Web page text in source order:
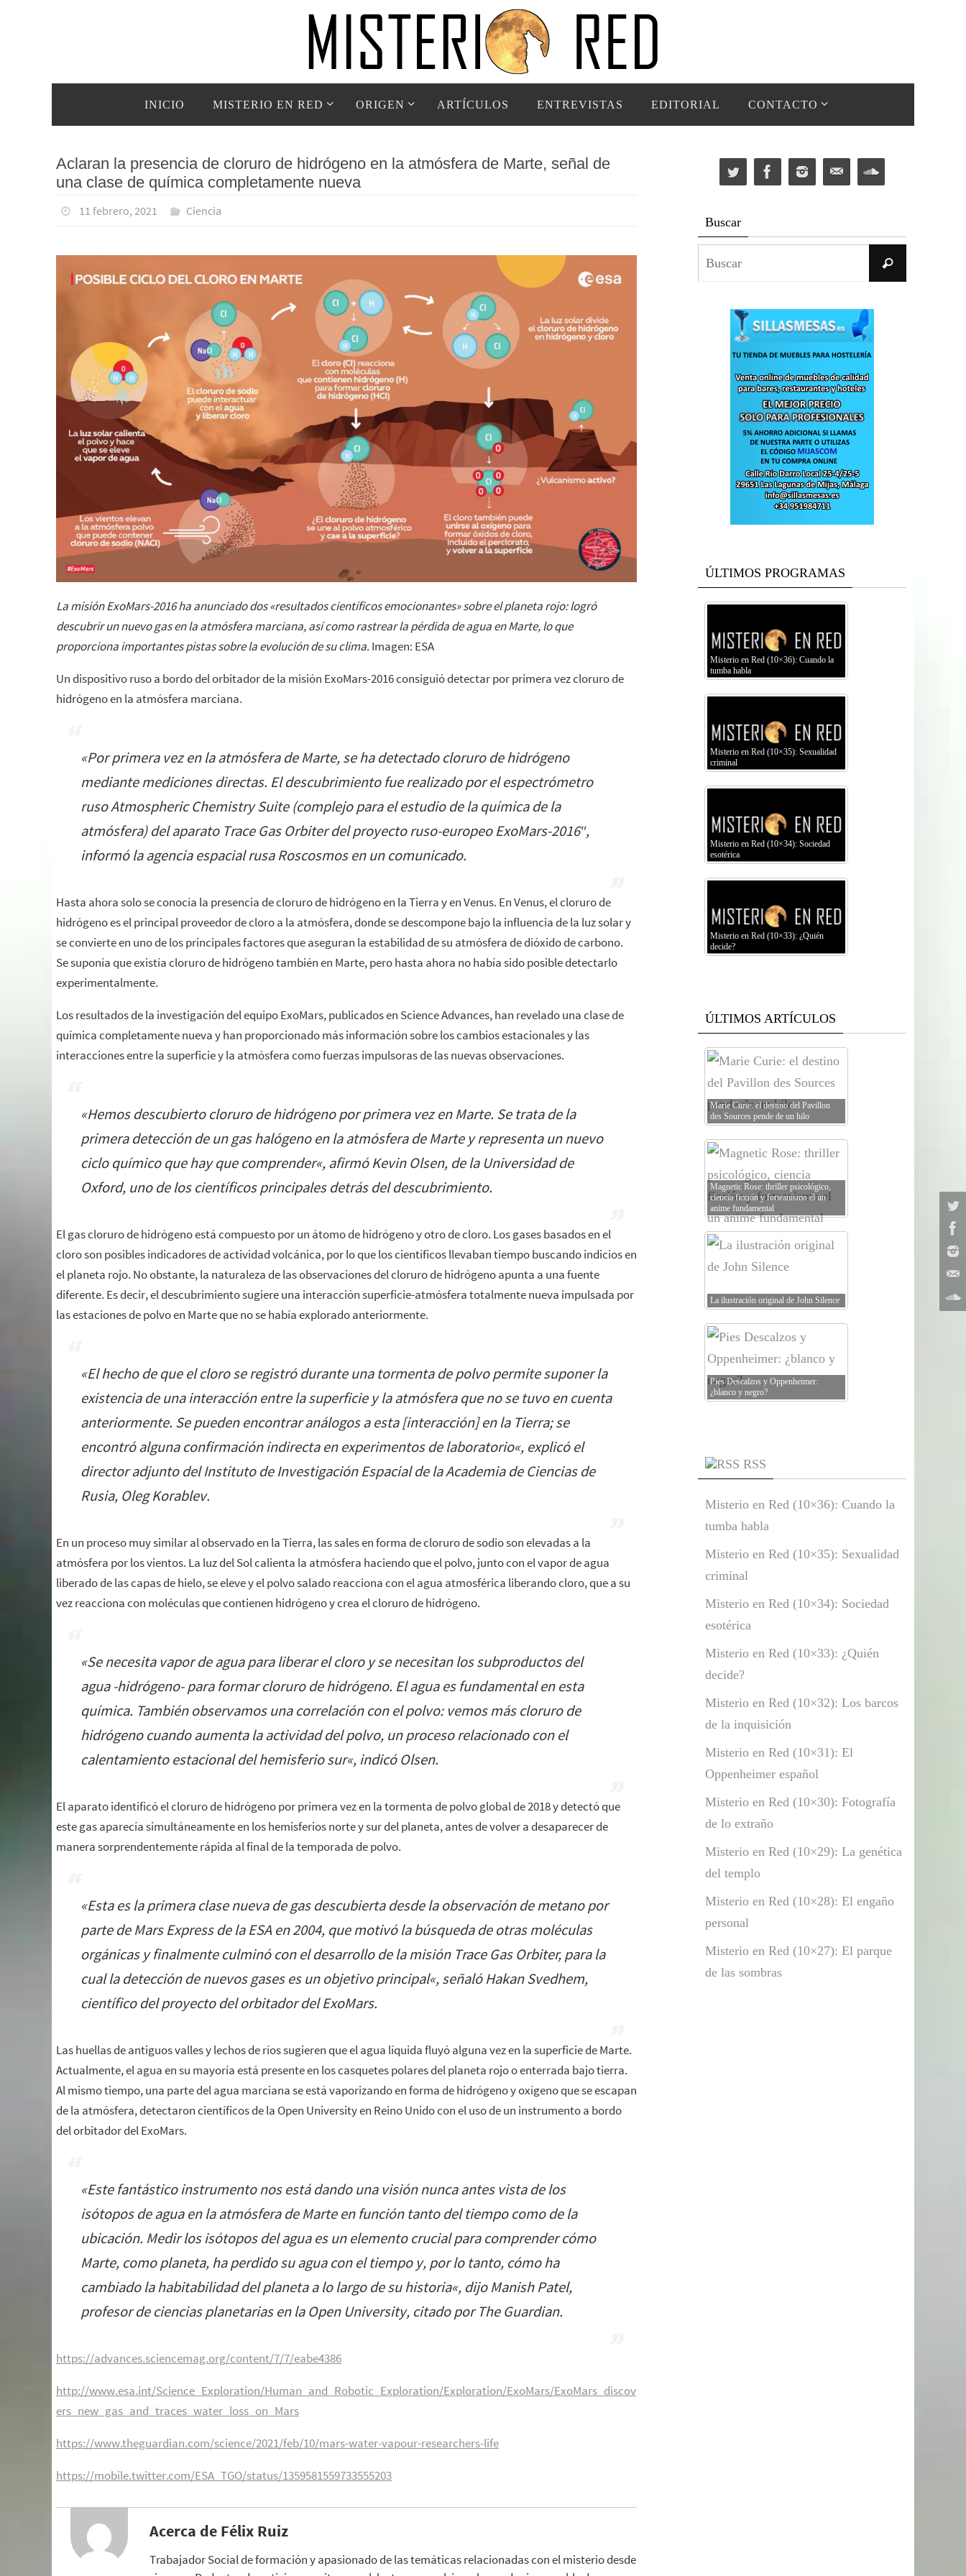
contenido
INICIO MISTERIO EN RED ORIGEN ARTÍCULOS ENTREVISTAS EDITORIAL CONTACTO
Aclaran la presencia de cloruro de hidrógeno en la atmósfera de Marte, señal de
una clase de química completamente nueva
11 febrero, 2021 Ciencia
La misión ExoMars-2016 ha anunciado dos «resultados científicos emocionantes» sobre el planeta rojo: logró
descubrir un nuevo gas en la atmósfera marciana, así como rastrear la pérdida de agua en Marte, lo que
proporciona importantes pistas sobre la evolución de su clima. Imagen: ESA
Un dispositivo ruso a bordo del orbitador de la misión ExoMars-2016 consiguió detectar por primera vez cloruro de
hidrógeno en la atmósfera marciana.
«Por primera vez en la atmósfera de Marte, se ha detectado cloruro de hidrógeno
mediante mediciones directas. El descubrimiento fue realizado por el espectrómetro
ruso Atmospheric Chemistry Suite (complejo para el estudio de la química de la
atmósfera) del aparato Trace Gas Orbiter del proyecto ruso-europeo ExoMars-2016″,
informó la agencia espacial rusa Roscosmos en un comunicado.
Hasta ahora solo se conocía la presencia de cloruro de hidrógeno en la Tierra y en Venus. En Venus, el cloruro de
hidrógeno es el principal proveedor de cloro a la atmósfera, donde se descompone bajo la influencia de la luz solar y
se convierte en uno de los principales factores que aseguran la estabilidad de su atmósfera de dióxido de carbono.
Se suponía que existía cloruro de hidrógeno también en Marte, pero hasta ahora no había sido posible detectarlo
experimentalmente.
Los resultados de la investigación del equipo ExoMars, publicados en Science Advances, han revelado una clase de
química completamente nueva y han proporcionado más información sobre los cambios estacionales y las
interacciones entre la superficie y la atmósfera como fuerzas impulsoras de las nuevas observaciones.
«Hemos descubierto cloruro de hidrógeno por primera vez en Marte. Se trata de la
primera detección de un gas halógeno en la atmósfera de Marte y representa un nuevo
ciclo químico que hay que comprender«, afirmó Kevin Olsen, de la Universidad de
Oxford, uno de los científicos principales detrás del descubrimiento.
El gas cloruro de hidrógeno está compuesto por un átomo de hidrógeno y otro de cloro. Los gases basados en el
cloro son posibles indicadores de actividad volcánica, por lo que los científicos llevaban tiempo buscando indicios en
el planeta rojo. No obstante, la naturaleza de las observaciones del cloruro de hidrógeno apunta a una fuente
diferente. Es decir, el descubrimiento sugiere una interacción superficie-atmósfera totalmente nueva impulsada por
las estaciones de polvo en Marte que no se había explorado anteriormente.
«El hecho de que el cloro se registró durante una tormenta de polvo permite suponer la
existencia de una interacción entre la superficie y la atmósfera que no se tuvo en cuenta
anteriormente. Se pueden encontrar análogos a esta [interacción] en la Tierra; se
encontró alguna confirmación indirecta en experimentos de laboratorio«, explicó el
director adjunto del Instituto de Investigación Espacial de la Academia de Ciencias de
Rusia, Oleg Korablev.
En un proceso muy similar al observado en la Tierra, las sales en forma de cloruro de sodio son elevadas a la
atmósfera por los vientos. La luz del Sol calienta la atmósfera haciendo que el polvo, junto con el vapor de agua
liberado de las capas de hielo, se eleve y el polvo salado reacciona con el agua atmosférica liberando cloro, que a su
vez reacciona con moléculas que contienen hidrógeno y crea el cloruro de hidrógeno.
«Se necesita vapor de agua para liberar el cloro y se necesitan los subproductos del
agua -hidrógeno- para formar cloruro de hidrógeno. El agua es fundamental en esta
química. También observamos una correlación con el polvo: vemos más cloruro de
hidrógeno cuando aumenta la actividad del polvo, un proceso relacionado con el
calentamiento estacional del hemisferio sur«, indicó Olsen.
El aparato identificó el cloruro de hidrógeno por primera vez en la tormenta de polvo global de 2018 y detectó que
este gas aparecía simultáneamente en los hemisferios norte y sur del planeta, antes de volver a desaparecer de
manera sorprendentemente rápida al final de la temporada de polvo.
«Esta es la primera clase nueva de gas descubierta desde la observación de metano por
parte de Mars Express de la ESA en 2004, que motivó la búsqueda de otras moléculas
orgánicas y finalmente culminó con el desarrollo de la misión Trace Gas Orbiter, para la
cual la detección de nuevos gases es un objetivo principal«, señaló Hakan Svedhem,
científico del proyecto del orbitador del ExoMars.
Las huellas de antiguos valles y lechos de ríos sugieren que el agua líquida fluyó alguna vez en la superficie de Marte.
Actualmente, el agua en su mayoría está presente en los casquetes polares del planeta rojo o enterrada bajo tierra.
Al mismo tiempo, una parte del agua marciana se está vaporizando en forma de hidrógeno y oxígeno que se escapan
de la atmósfera, detectaron científicos de la Open University en Reino Unido con el uso de un instrumento a bordo
del orbitador del ExoMars.
«Este fantástico instrumento nos está dando una visión nunca antes vista de los
isótopos de agua en la atmósfera de Marte en función tanto del tiempo como de la
ubicación. Medir los isótopos del agua es un elemento crucial para comprender cómo
Marte, como planeta, ha perdido su agua con el tiempo y, por lo tanto, cómo ha
cambiado la habitabilidad del planeta a lo largo de su historia«, dijo Manish Patel,
profesor de ciencias planetarias en la Open University, citado por The Guardian.
https://advances.sciencemag.org/content/7/7/eabe4386
http://www.esa.int/Science_Exploration/Human_and_Robotic_Exploration/Exploration/ExoMars/ExoMars_discov
ers_new_gas_and_traces_water_loss_on_Mars
https://www.theguardian.com/science/2021/feb/10/mars-water-vapour-researchers-life
https://mobile.twitter.com/ESA_TGO/status/1359581559733555203
Acerca de Félix Ruiz
Trabajador Social de formación y apasionado de las temáticas relacionadas con el misterio desde
Buscar
Buscar
ÚLTIMOS PROGRAMAS
Misterio en Red (10×36): Cuando la
tumba habla
Misterio en Red (10×35): Sexualidad
criminal
Misterio en Red (10×34): Sociedad
esotérica
Misterio en Red (10×33): ¿Quién
decide?
ÚLTIMOS ARTÍCULOS
Marie Curie: el destino del Pavillon
des Sources pende de un hilo
Magnetic Rose: thriller psicológico,
ciencia ficción y forteanismo el un
anime fundamental
La ilustración original de John Silence
Pies Descalzos y Oppenheimer:
¿blanco y negro?
RSS
Misterio en Red (10×36): Cuando la
tumba habla
Misterio en Red (10×35): Sexualidad
criminal
Misterio en Red (10×34): Sociedad
esotérica
Misterio en Red (10×33): ¿Quién
decide?
Misterio en Red (10×32): Los barcos
de la inquisición
Misterio en Red (10×31): El
Oppenheimer español
Misterio en Red (10×30): Fotografía
de lo extraño
Misterio en Red (10×29): La genética
del templo
Misterio en Red (10×28): El engaño
personal
Misterio en Red (10×27): El parque
de las sombras